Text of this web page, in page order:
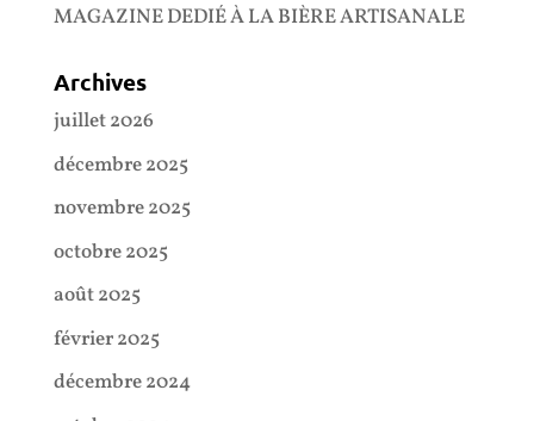
MAGAZINE DEDIÉ À LA BIÈRE ARTISANALE
Archives
juillet 2026
décembre 2025
novembre 2025
octobre 2025
août 2025
février 2025
décembre 2024